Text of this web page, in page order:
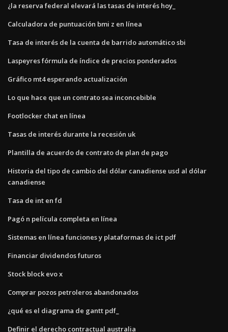
¿la reserva federal elevará las tasas de interés hoy_
Calculadora de puntuación bmi z en línea
Tasa de interés de la cuenta de barrido automático sbi
Laspeyres fórmula de índice de precios ponderados
Gráfico mt4 esperando actualización
Lo que hace que un contrato sea inconcebible
Footlocker chat en línea
Tasas de interés durante la recesión uk
Plantilla de acuerdo de contrato de plan de pago
Historia del tipo de cambio del dólar canadiense usd al dólar
canadiense
Tasa de int en fd
Pagó n película completa en línea
Sistemas en línea funciones y plataformas de ict pdf
Financiar dividendos futuros
Stock block evo x
Comprar pozos petroleros abandonados
¿qué es el diagrama de gantt pdf_
Definir el derecho contractual australia